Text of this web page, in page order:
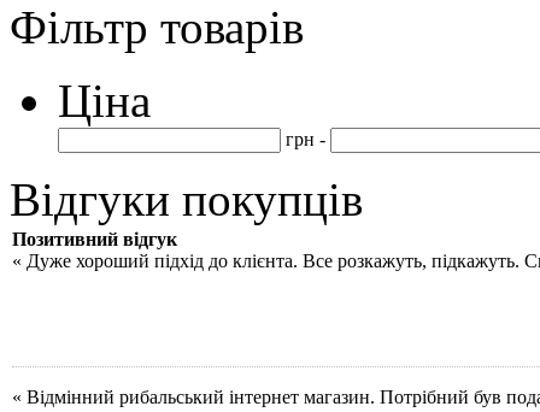
Фільтр товарів
Ціна
грн -
Відгуки покупців
Позитивний відгук
« Дуже хороший підхід до клієнта. Все розкажуть, підкажуть.
« Відмінний рибальський інтернет магазин. Потрібний був